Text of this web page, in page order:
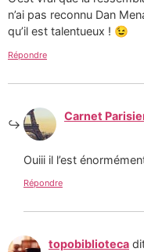
n’ai pas reconnu Dan
qu’il est talentueux ! 😉
Répondre
Carnet
Ouiii il l’est
Répondre
topobiblioteca